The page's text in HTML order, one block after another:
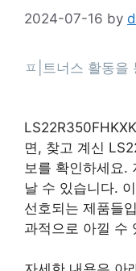
2024-07-16 by
면, 찾고 계신
보를 확인하세요.
날 수 있습니다.
선호되는 제품들
과적으로 아낄 수